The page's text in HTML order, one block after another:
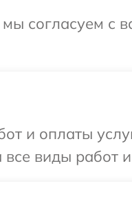
согласуем с
и оплаты
виды работ